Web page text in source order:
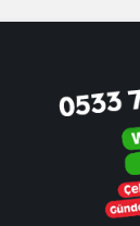
3 hafta
Beykoz